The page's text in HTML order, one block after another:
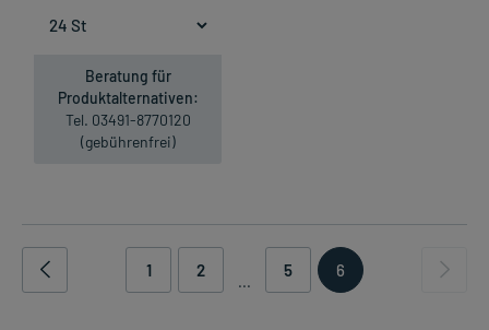
Beratung für
Produktalternativen:
Tel. 03491-8770120
(gebührenfrei)
1 2
...
5 6